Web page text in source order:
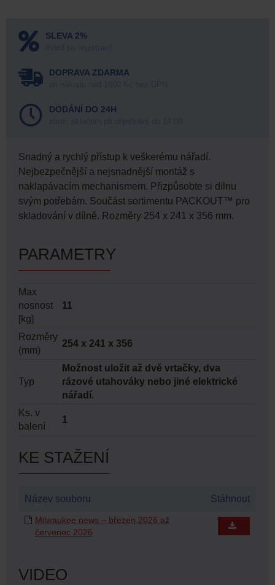
SLEVA 2%
DOPRAVA ZDARMA
DODÁNÍ DO 24H
Snadný a rychlý přístup k veškerému nářadí.
Nejbezpečnější a nejsnadnější montáž s
naklapávacím mechanismem. Přizpůsobte si dílnu
svým potřebám. Součást sortimentu PACKOUT™ pro
skladování v dílně. Rozměry 254 x 241 x 356 mm.
PARAMETRY
Max
nosnost
[kg]
11
Rozměry
(mm)
254 x 241 x 356
Typ
Možnost uložit až dvě vrtačky, dva
rázové utahováky nebo jiné elektrické
nářadí.
Ks. v
balení
1
KE STAŽENÍ
Název souboru Stáhnout
Milwaukee news – březen 2026 až
červenec 2026
VIDEO